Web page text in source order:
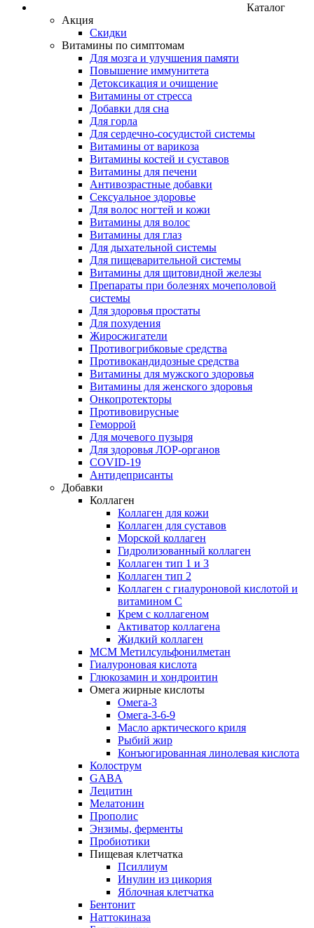
Каталог
Акция
Скидки
Витамины по симптомам
Для мозга и улучшения памяти
Повышение иммунитета
Детоксикация и очищение
Витамины от стресса
Добавки для сна
Для горла
Для сердечно-сосудистой системы
Витамины от варикоза
Витамины костей и суставов
Витамины для печени
Антивозрастные добавки
Сексуальное здоровье
Для волос ногтей и кожи
Витамины для волос
Витамины для глаз
Для дыхательной системы
Для пищеварительной системы
Витамины для щитовидной железы
Препараты при болезнях мочеполовой
системы
Для здоровья простаты
Для похудения
Жиросжигатели
Противогрибковые средства
Противокандидозные средства
Витамины для мужского здоровья
Витамины для женского здоровья
Онкопротекторы
Противовирусные
Геморрой
Для мочевого пузыря
Для здоровья ЛОР-органов
COVID-19
Антидеприсанты
Добавки
Коллаген
Коллаген для кожи
Коллаген для суставов
Морской коллаген
Гидролизованный коллаген
Коллаген тип 1 и 3
Коллаген тип 2
Коллаген с гиалуроновой кислотой и
витамином С
Крем с коллагеном
Активатор коллагена
Жидкий коллаген
МСМ Метилсульфонилметан
Гиалуроновая кислота
Глюкозамин и хондроитин
Омега жирные кислоты
Омега-3
Омега-3-6-9
Масло арктического криля
Рыбий жир
Конъюгированная линолевая кислота
Колострум
GABA
Лецитин
Мелатонин
Прополис
Энзимы, ферменты
Пробиотики
Пищевая клетчатка
Псиллиум
Инулин из цикория
Яблочная клетчатка
Бентонит
Наттокиназа